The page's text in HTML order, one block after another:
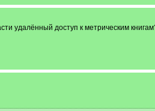
удалённый доступ к метрическим